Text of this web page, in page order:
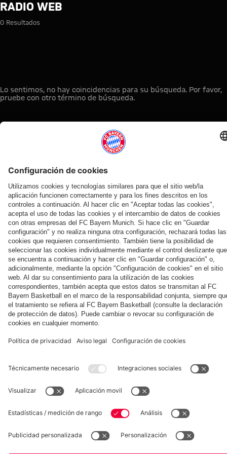
Búsqueda: Radio Web
RADIO WEB
0 Resultados
Lo sentimos, no hay coincidencias para su búsqueda. Por favor,
pruebe con otro término de búsqueda.
A la página principal
ESTO LE PUEDE INTERESAR
TIENDA
ONLINE
¡Disponible
la nueva
primera
equipación
para la
2025/26!
OFERTA
VENTILADOR
FC Bayern
Múnich
Tarjetas de
autógrafos
AFICIÓN
Clubs
de fans
MYFCBAYERN
Descubre tu
espacio
personal para
fans
Colaborador
Museum Prensa Baloncesto
Aviso legal
Política de privacidad Condiciones de uso
Accesibilidad
Sistema de denuncia
Contacto Ajustes de cookies